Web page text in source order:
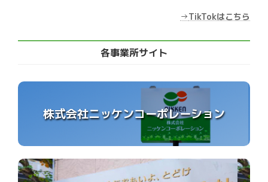
→TikTokはこちら
各事業所サイト
株式会社ニッケンコーポレーション